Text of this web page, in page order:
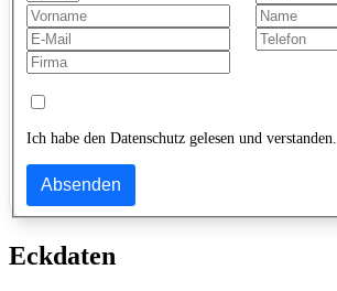
Ich habe den Datenschutz gelesen und verstanden.
Absenden
Eckdaten